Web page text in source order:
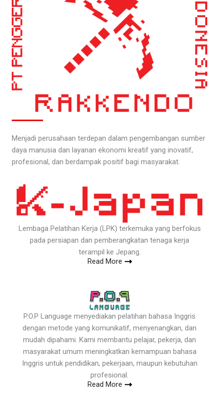
Menjadi perusahaan terdepan dalam pengembangan sumber
daya manusia dan layanan ekonomi kreatif yang inovatif,
profesional, dan berdampak positif bagi masyarakat.
Lembaga Pelatihan Kerja (LPK) terkemuka yang berfokus
pada persiapan dan pemberangkatan tenaga kerja
terampil ke Jepang.
Read More
P.O.P Language menyediakan pelatihan bahasa Inggris
dengan metode yang komunikatif, menyenangkan, dan
mudah dipahami. Kami membantu pelajar, pekerja, dan
masyarakat umum meningkatkan kemampuan bahasa
Inggris untuk pendidikan, pekerjaan, maupun kebutuhan
profesional.
Read More